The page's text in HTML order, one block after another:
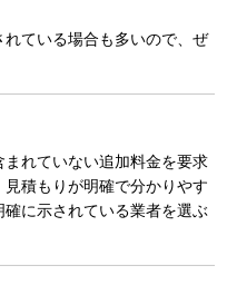
ている場合も多いので、ぜ
れていない追加料金を要求
積もりが明確で分かりやす
に示されている業者を選ぶ